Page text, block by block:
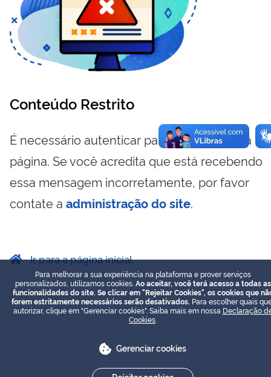
Conteúdo Restrito
É necessário autenticar para visualizar essa
página. Se você acredita que está recebendo
essa mensagem incorretamente, por favor
contate a administração do site.
Ir para a página inicial
Para melhorar a sua experiência na plataforma e prover serviços
personalizados, utilizamos cookies. Ao aceitar, você terá acesso a todas as
funcionalidades do site. Se clicar em "Rejeitar Cookies", os cookies que
forem estritamente necessários serão desativados. Para escolher quais
autorizar, clique em "Gerenciar cookies". Saiba mais em nossa Declaração
Cookies
Gerenciar cookies